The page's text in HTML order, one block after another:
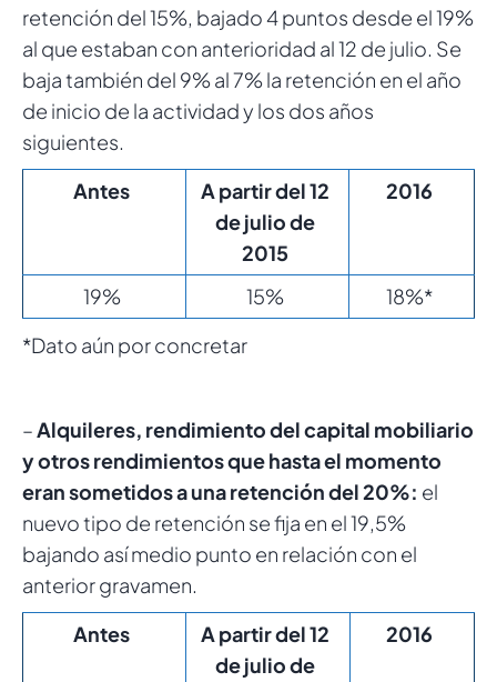
retención del 15%, bajado 4 puntos desde el 19%
al que estaban con anterioridad al 12 de julio. Se
baja también del 9% al 7% la retención en el año
de inicio de la actividad y los dos años
siguientes.
Antes
A partir del 12
de julio de
2015
2016
19% 15%
18%*
*Dato aún por concretar
–Alquileres, rendimiento del capital mobiliario
y otros rendimientos que hasta el momento
eran sometidos a una retención del 20%: el
nuevo tipo de retención se fija en el 19,5%
bajando así medio punto en relación con el
anterior gravamen.
Antes
A partir del 12
de julio de
2016